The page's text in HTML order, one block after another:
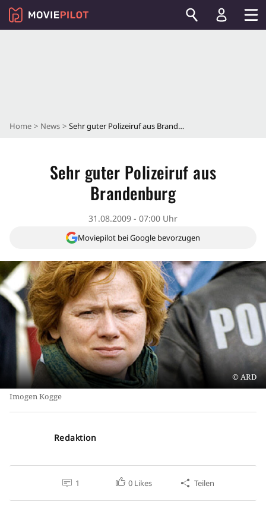
Home News Sehr guter Polizeiruf aus Brandenburg
Sehr guter Polizeiruf aus
Brandenburg
31.08.2009 - 07:00 Uhr
Moviepilot bei Google bevorzugen
ARD
Imogen Kogge
Redaktion
1 0 Likes Teilen